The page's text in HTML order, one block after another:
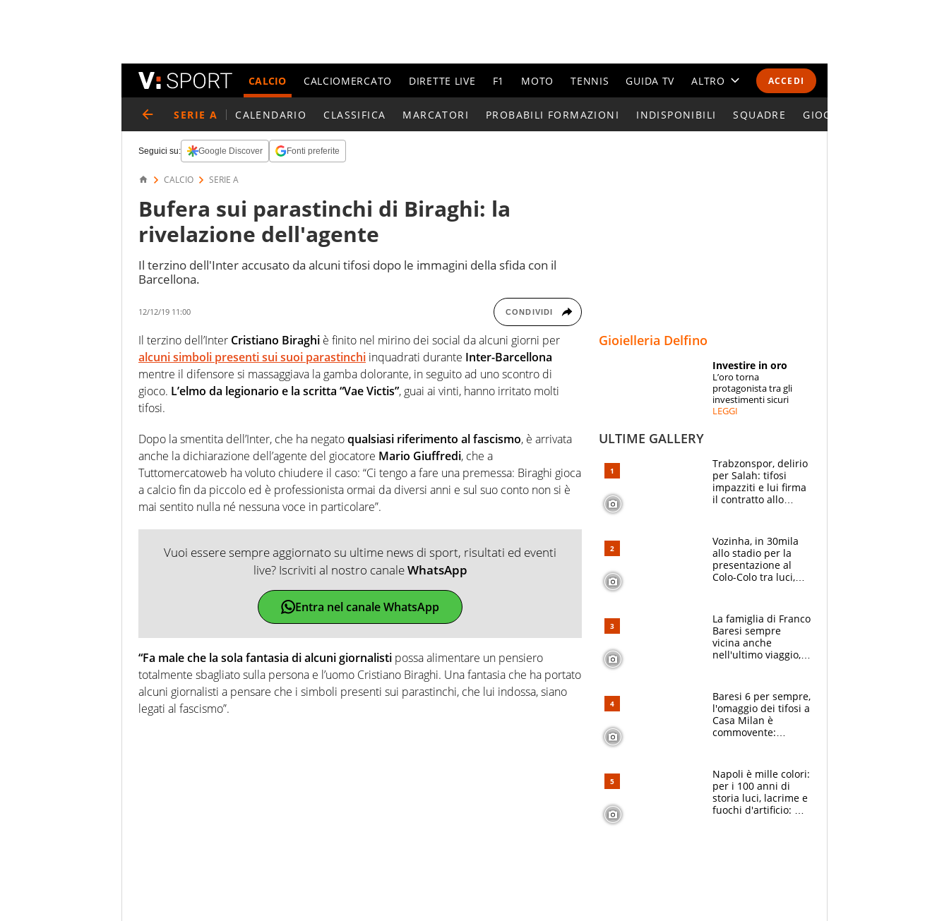
ACCEDI
CALCIO CALCIOMERCATO DIRETTE LIVE F1 MOTO TENNIS GUIDA TV ALTRO
CALENDARI E CLASSIFICHE
ESPERTI
SERIE A CALENDARIO CLASSIFICA MARCATORI PROBABILI FORMAZIONI INDISPONIBILI SQUADRE GIOCATORI SERIE A
Seguici su: Google Discover Fonti preferite
CALCIO SERIE A
Bufera sui parastinchi di Biraghi: la
rivelazione dell'agente
Il terzino dell'Inter accusato da alcuni tifosi dopo le immagini della sfida con il
Barcellona.
12/12/19 11:00 CONDIVIDI
Il terzino dell’Inter Cristiano Biraghi è finito nel mirino dei social da alcuni giorni per
alcuni simboli presenti sui suoi parastinchi inquadrati durante Inter-Barcellona
mentre il difensore si massaggiava la gamba dolorante, in seguito ad uno scontro di
gioco. L’elmo da legionario e la scritta “Vae Victis”, guai ai vinti, hanno irritato molti
tifosi.
Dopo la smentita dell’Inter, che ha negatoqualsiasi riferimento al fascismo, è arrivata
anche la dichiarazione dell’agente del giocatore Mario Giuffredi, che a
Tuttomercatoweb ha voluto chiudere il caso: “Ci tengo a fare una premessa: Biraghi gioca
a calcio fin da piccolo ed è professionista ormai da diversi anni e sul suo conto non si è
mai sentito nulla né nessuna voce in particolare”.
Vuoi essere sempre aggiornato su ultime news di sport, risultati ed eventi
live? Iscriviti al nostro canaleWhatsApp
Entra nel canale WhatsApp
“Fa male che la sola fantasia di alcuni giornalisti possa alimentare un pensiero
totalmente sbagliato sulla persona e l’uomo Cristiano Biraghi. Una fantasia che ha portato
alcuni giornalisti a pensare che i simboli presenti sui parastinchi, che lui indossa, siano
legati al fascismo”.
Gioielleria Delfino
Investire in oro
L’oro torna
protagonista tra gli
investimenti sicuri
LEGGI
ULTIME GALLERY
Trabzonspor, delirio
per Salah: tifosi
impazziti e lui firma
il contratto allo
Vozinha, in 30mila
allo stadio per la
presentazione al
Colo-Colo tra luci,
La famiglia di Franco
Baresi sempre
vicina anche
nell'ultimo viaggio,
circondati
dall'affetto dei tifosi
Baresi 6 per sempre,
l'omaggio dei tifosi a
Casa Milan è
commovente:
bigliettini
Napoli è mille colori:
per i 100 anni di
storia luci, lacrime e
fuochi d'artificio: De